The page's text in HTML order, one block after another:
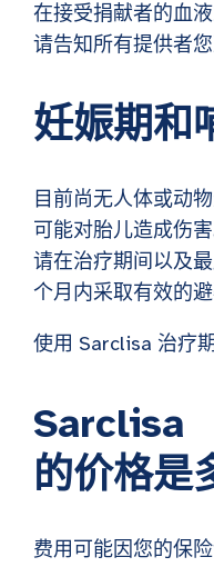
在接受捐献者的血液
请告知所有提供者
妊娠期和
目前尚无人体或动
可能对胎儿造成伤害
请在治疗期间以及
个月内采取有效的避
使用 Sarclisa 治疗
Sarclisa
的价格是
费用可能因您的保